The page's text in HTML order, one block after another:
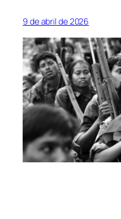
9 de abril de 2026